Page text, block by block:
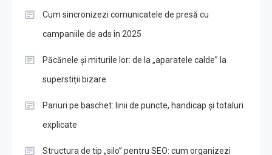
Cum sincronizezi comunicatele de presă cu
campaniile de ads în 2025
Păcănele și miturile lor: de la „aparatele calde” la
superstiții bizare
Pariuri pe baschet: linii de puncte, handicap și totaluri
explicate
Structura de tip „silo” pentru SEO: cum organizezi